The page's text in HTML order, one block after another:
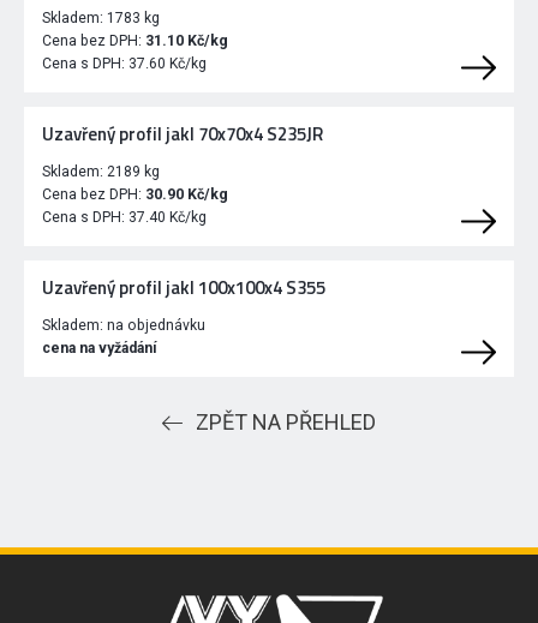
Skladem: 1783 kg
Cena bez DPH: 31.10 Kč/kg
Cena s DPH: 37.60 Kč/kg
Uzavřený profil jakl 70x70x4 S235JR
Skladem: 2189 kg
Cena bez DPH: 30.90 Kč/kg
Cena s DPH: 37.40 Kč/kg
Uzavřený profil jakl 100x100x4 S355
Skladem: na objednávku
cena na vyžádání
ZPĚT NA PŘEHLED